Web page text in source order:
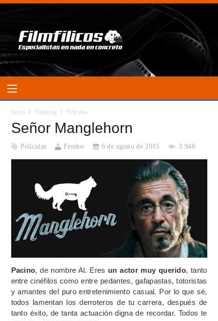
Inicio Filmblog Películas
Señor Manglehorn
Películas Fendor 6 de agosto de 2015 3.948
Pacino, de nombre Al. Eres un actor muy querido, tanto
entre cinéfilos como entre pedantes, gafapastas, totoristas
y amantes del puro entretenimiento casual. Por lo que sé,
todos lamentan los derroteros de tu carrera, después de
tanto éxito, de tanta actuación digna de recordar. Todos te